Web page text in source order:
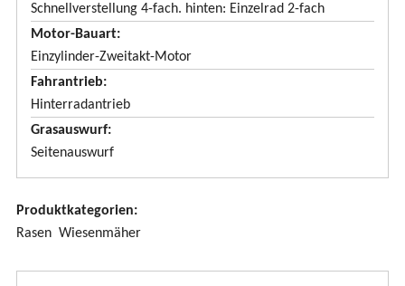
Schnellverstellung 4-fach. hinten: Einzelrad 2-fach
Motor-Bauart
Einzylinder-Zweitakt-Motor
Fahrantrieb
Hinterradantrieb
Grasauswurf
Seitenauswurf
Produktkategorien:
Rasen Wiesenmäher